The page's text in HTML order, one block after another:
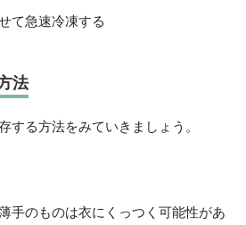
て急速冷凍する
法
する方法をみていきましょう。
手のものは衣にくっつく可能性があ